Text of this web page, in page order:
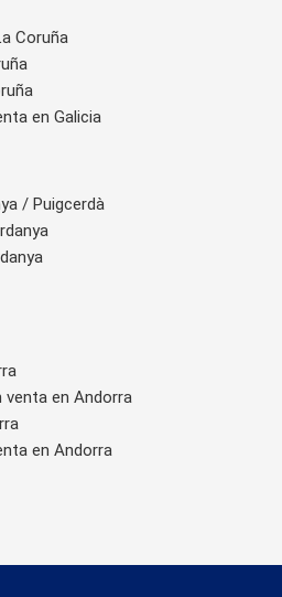
Coruña
en Galicia
/ Puigcerdà
en Andorra
en Andorra